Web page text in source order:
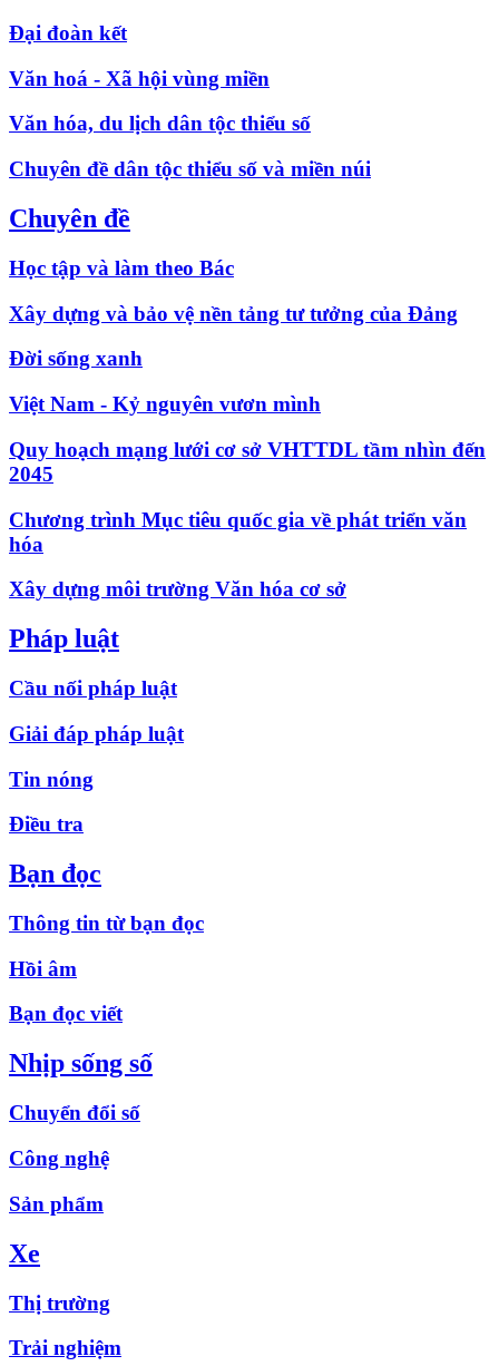
Đại đoàn kết
Văn hoá - Xã hội vùng miền
Văn hóa, du lịch dân tộc thiểu số
Chuyên đề dân tộc thiểu số và miền núi
Chuyên đề
Học tập và làm theo Bác
Xây dựng và bảo vệ nền tảng tư tưởng của Đảng
Đời sống xanh
Việt Nam - Kỷ nguyên vươn mình
Quy hoạch mạng lưới cơ sở VHTTDL tầm nhìn đến
2045
Chương trình Mục tiêu quốc gia về phát triển văn
hóa
Xây dựng môi trường Văn hóa cơ sở
Pháp luật
Cầu nối pháp luật
Giải đáp pháp luật
Tin nóng
Điều tra
Bạn đọc
Thông tin từ bạn đọc
Hồi âm
Bạn đọc viết
Nhịp sống số
Chuyển đổi số
Công nghệ
Sản phẩm
Xe
Thị trường
Trải nghiệm